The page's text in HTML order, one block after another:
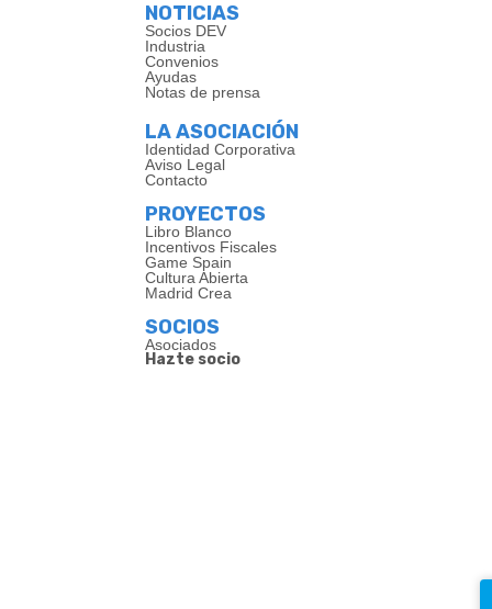
NOTICIAS
Socios DEV
Industria
Convenios
Ayudas
Notas de prensa
LA ASOCIACIÓN
Identidad Corporativa
Aviso Legal
Contacto
PROYECTOS
Libro Blanco
Incentivos Fiscales
Game Spain
Cultura Abierta
Madrid Crea
SOCIOS
Asociados
Hazte socio